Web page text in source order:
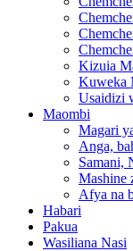
Kizuia
Kuweka
Usaidizi
Maombi
Magari
Anga,
Samani,
Mashine
Afya na
Habari
Pakua
Wasiliana Nasi